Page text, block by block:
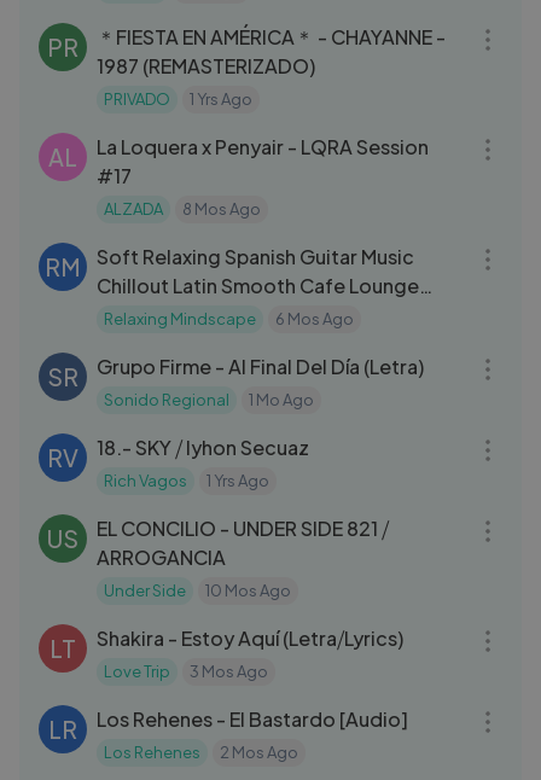
PR
＊FIESTA EN AMÉRICA＊ - CHAYANNE -
1987 (REMASTERIZADO)
PRIVADO 1 Yrs Ago
AL
La Loquera x Penyair - LQRA Session
#17
ALZADA 8 Mos Ago
RM
Soft Relaxing Spanish Guitar Music
Chillout Latin Smooth Cafe Lounge
Music
Relaxing Mindscape 6 Mos Ago
SR Grupo Firme - Al Final Del Día (Letra)
Sonido Regional 1 Mo Ago
RV 18.- SKY ⧸ Iyhon Secuaz
Rich Vagos 1 Yrs Ago
US
EL CONCILIO - UNDER SIDE 821 ⧸
ARROGANCIA
Under Side 10 Mos Ago
LT Shakira - Estoy Aquí (Letra⧸Lyrics)
Love Trip 3 Mos Ago
LR Los Rehenes - El Bastardo [Audio]
Los Rehenes 2 Mos Ago